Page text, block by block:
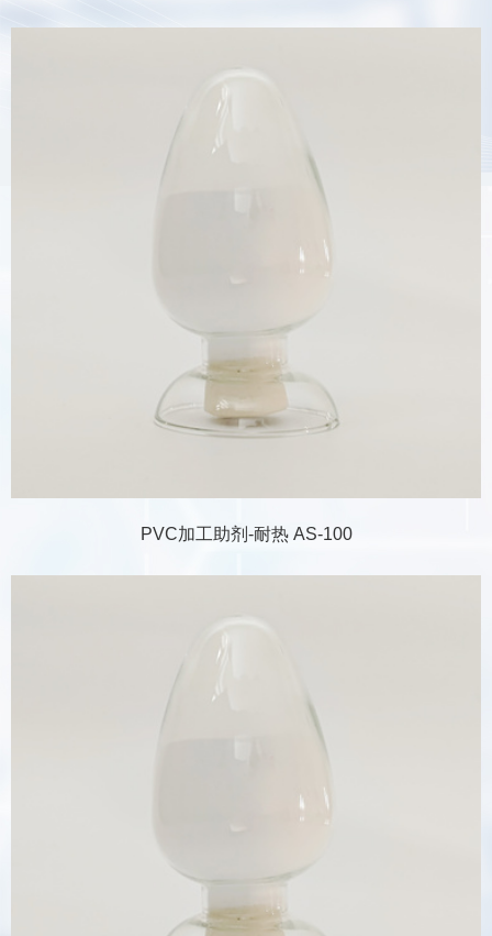
PVC加工助剂-耐热 AS-100